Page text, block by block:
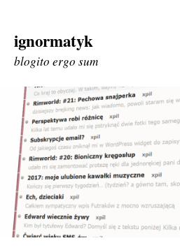
Skip
to
ignormatyk
blogito ergo sum